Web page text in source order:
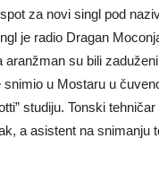
za novi singl pod
je radio Dragan
aranžman su bili
snimio u Mostaru u
studiju. Tonski
a asistent na snimanju